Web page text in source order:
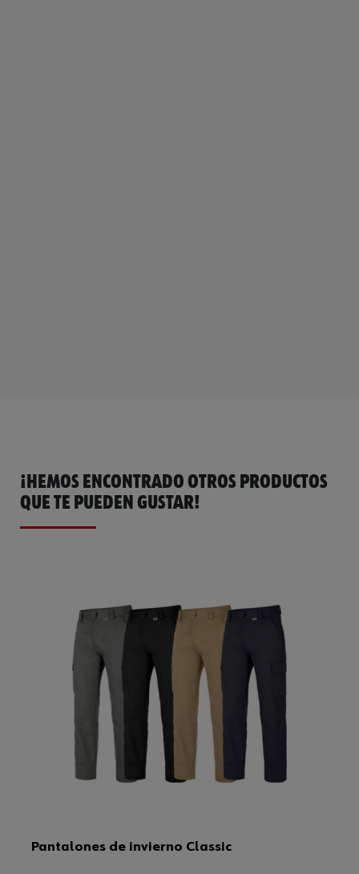
¡HEMOS ENCONTRADO OTROS PRODUCTOS
QUE TE PUEDEN GUSTAR!
Pantalones de invierno Classic